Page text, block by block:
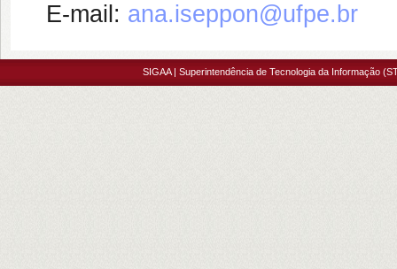
E-mail: ana.iseppon@ufpe.br
SIGAA | Superintendência de Tecnologia da Informação